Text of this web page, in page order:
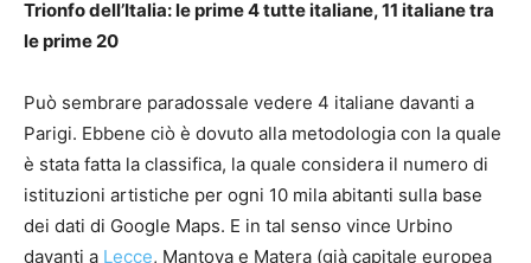
Trionfo dell’Italia: le prime 4 tutte italiane, 11 italiane tra
le prime 20
Può sembrare paradossale vedere 4 italiane davanti a
Parigi. Ebbene ciò è dovuto alla metodologia con la quale
è stata fatta la classifica, la quale considera il numero di
istituzioni artistiche per ogni 10 mila abitanti sulla base
dei dati di Google Maps. E in tal senso vince Urbino
davanti a Lecce, Mantova e Matera (già capitale europea